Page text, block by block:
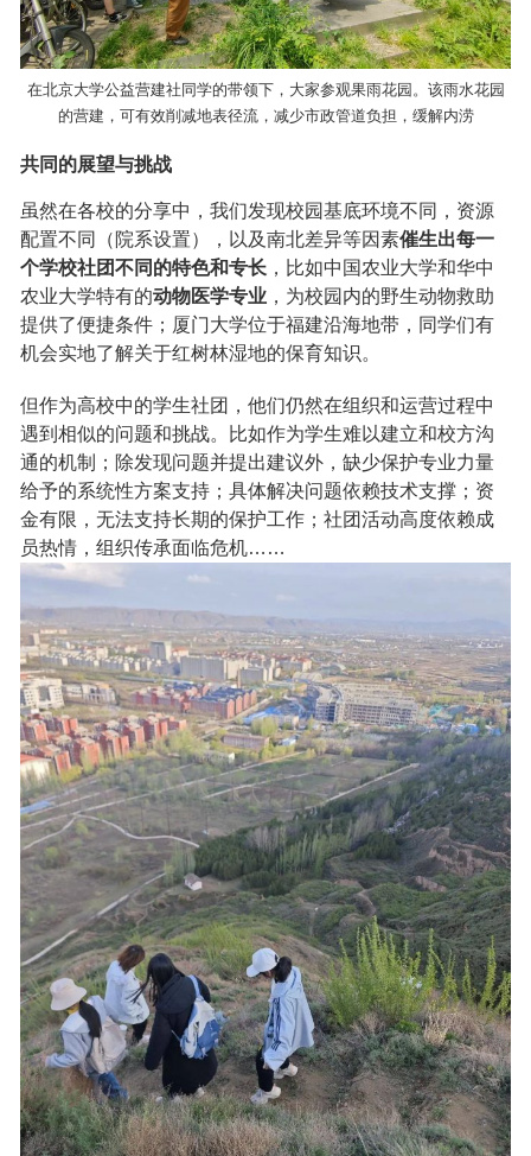
在北京大学公益营建社同学的带领下，大家参观果雨花园。该雨水花园
的营建，可有效削减地表径流，减少市政管道负担，缓解内涝
共同的展望与挑战
虽然在各校的分享中，我们发现校园基底环境不同，资源
配置不同（院系设置），以及南北差异等因素催生出每一
个学校社团不同的特色和专长 ，比如中国农业大学和华中
农业大学特有的动物医学专业 ，为校园内的野生动物救助
提供了便捷条件；厦门大学位于福建沿海地带，同学们有
机会实地了解关于红树林湿地的保育知识。
但作为高校中的学生社团，他们仍然在组织和运营过程中
遇到相似的问题和挑战。比如作为学生难以建立和校方沟
通的机制；除发现问题并提出建议外，缺少保护专业力量
给予的系统性方案支持；具体解决问题依赖技术支撑；资
金有限，无法支持长期的保护工作；社团活动高度依赖成
员热情，组织传承面临危机……